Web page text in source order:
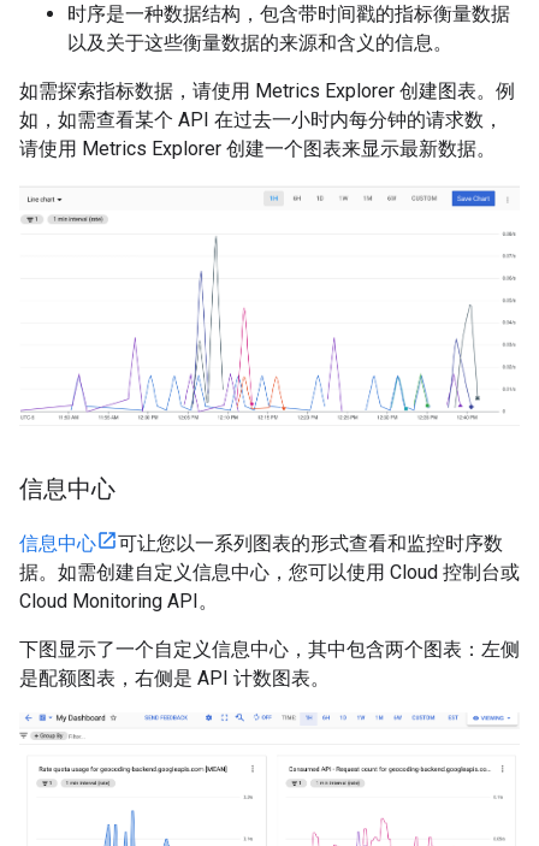
时序是一种数据结构，包含带时间戳的指标衡量数据
以及关于这些衡量数据的来源和含义的信息。
如需探索指标数据，请使用 Metrics Explorer 创建图表。例
如，如需查看某个 API 在过去一小时内每分钟的请求数，
请使用 Metrics Explorer 创建一个图表来显示最新数据。
信息中心
信息中心
可让您以一系列图表的形式查看和监控时序数
据。如需创建自定义信息中心，您可以使用 Cloud 控制台或
Cloud Monitoring API。
下图显示了一个自定义信息中心，其中包含两个图表：左侧
是配额图表，右侧是 API 计数图表。